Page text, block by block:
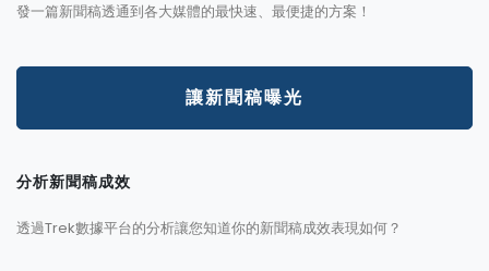
發一篇新聞稿透通到各大媒體的最快速、最便捷的方案！
讓新聞稿曝光
分析新聞稿成效
透過Trek數據平台的分析讓您知道你的新聞稿成效表現如何？